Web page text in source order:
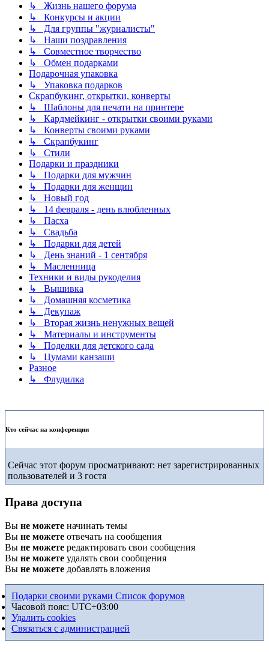
↳ Жизнь нашего форума
↳ Конкурсы и акции
↳ Для группы "журналисты"
↳ Наши поздравления
↳ Совместное творчество
↳ Обмен подарками
Подарочная упаковка
↳ Упаковка подарков
Скрапбукинг, открытки, конверты
↳ Шаблоны для печати на принтере
↳ Кардмейкинг - открытки своими руками
↳ Конверты своими руками
↳ Скрапбукинг
↳ Стили
Подарки и праздники
↳ Подарки для мужчин
↳ Подарки для женщин
↳ Новый год
↳ 14 февраля - день влюбленных
↳ Пасха
↳ Свадьба
↳ Подарки для детей
↳ День знаний - 1 сентября
↳ Масленница
Техники и виды рукоделия
↳ Вышивка
↳ Домашняя косметика
↳ Декупаж
↳ Вторая жизнь ненужных вещей
↳ Материалы и инструменты
↳ Поделки для детского сада
↳ Цумами канзаши
Разное
↳ Флудилка
Кто сейчас на конференции
Сейчас этот форум просматривают: нет зарегистрированных
пользователей и 3 гостя
Права доступа
Вы не можете начинать темы
Вы не можете отвечать на сообщения
Вы не можете редактировать свои сообщения
Вы не можете удалять свои сообщения
Вы не можете добавлять вложения
Подарки своими руками Список форумов
Часовой пояс: UTC+03:00
Удалить cookies
Связаться с администрацией